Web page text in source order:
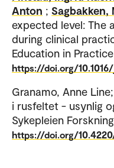
Anton ; Sagbakken,
expected level: The
during clinical
Education in Practice.
https://doi.org/
Granamo, Anne Line;
i rusfeltet - usynlig
Sykepleien Forskning.
https://doi.org/